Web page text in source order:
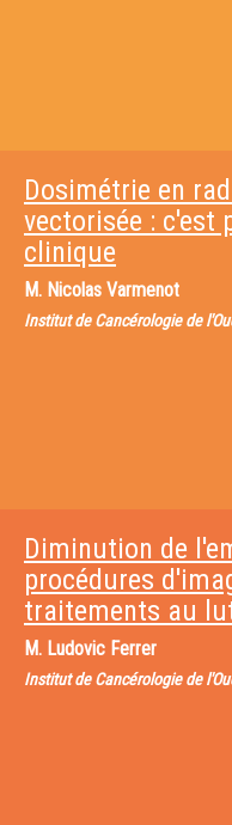
Dosimétrie en
vectorisée : c'est
clinique
M. Nicolas Varmenot
Institut de Cancérologie de
Diminution de
procédures
traitements au
M. Ludovic Ferrer
Institut de Cancérologie de